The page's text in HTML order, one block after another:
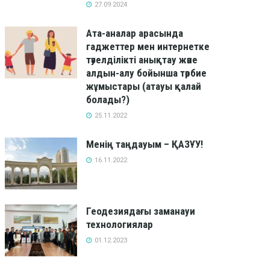
27.09.2024
Ата-аналар арасында
гаджеттер мен интернетке
тәуелділікті анықтау және
алдын-алу бойынша тәрбие
жұмыстары (атауы қалай
болады?)
25.11.2022
Менің таңдауым – ҚАЗҰУ!
16.11.2022
Геодезиядағы заманауи
технологиялар
01.12.2023